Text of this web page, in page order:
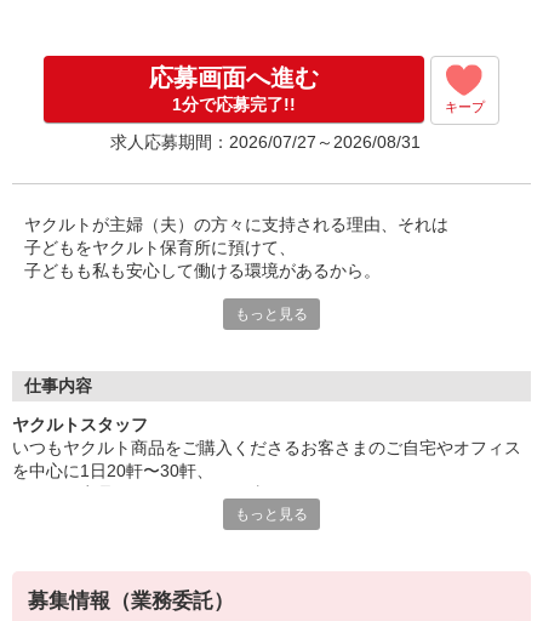
※収入補償期間／7ヶ月間
※研修期間中も研修手当をお支払い（研修10日間で2
◆商品買取りなし！働いた分はしっかり稼げます◎
＊収入補償：お仕事開始月は日割計算です
収入補償期間：7ヶ月間
応募画面へ進む
1分で応募完了!! キープ
求人応募期間：2026/07/27～2026/08/31
ヤクルトが主婦（夫）の方々に支持される理由、それは
子どもをヤクルト保育所に預けて、
子どもも私も安心して働ける環境があるから。
安心ポイントその1 ◆保育所完備◆
2人目からはさらにお安くなるなど、
収入をしっかり手元に残すことができるシステムです。
安心ポイントその3 ◆時間も節約できる◆
保育所はセンターの近くに設置。
もっと見る
仕事内容
ヤクルトスタッフ
いつもヤクルト商品をご購入くださるお客さまのご自宅やオフィス
を中心に1日20軒〜30軒、
商品を通じてお客さまとふれあう楽しさ、健康的な生活にお役立ち
す！
もっと見る
募集情報（業務委託）